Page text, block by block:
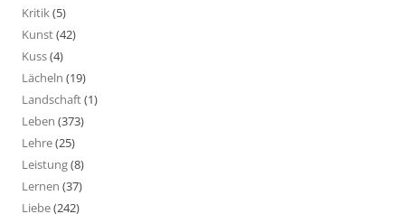
Kritik(5)
Kunst(42)
Kuss(4)
Lächeln (19)
Landschaft(1)
Leben (373)
Lehre(25)
Leistung(8)
Lernen (37)
Liebe(242)